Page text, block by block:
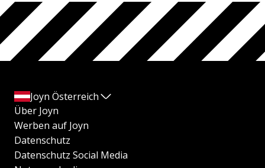
Joyn Österreich
Über Joyn
Werben auf Joyn
Datenschutz
Datenschutz Social Media